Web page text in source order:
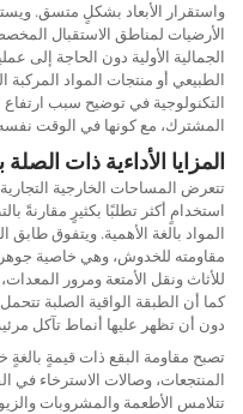
واستقرار الأبعاد بشكلٍ متسق.
الأرضيات لمناطق الاستقبال
الجمالية الأولية دون الحاجة إلى
الطبيعي أو منتجات المواد المركبة
التكنولوجية في توضيح سبب ارتفاع
المشترك، مع كونها في الوقت نفسه
المزايا الأداءية ذات الصلة
تتعرض المساحات الخارجية
استخدامٍ أكثر تطلبًا بكثيرٍ مقارنةً
المواد بالغة الأهمية. ويتفوق
مقاومته للخدوش، وهي خاصية
للأثاث ونقل الأمتعة ومرور
كما أن الطبقة الواقية الصلبة
دون أن تظهر عليها أنماط تآكل
تصبح مقاومة البقع ذات قيمةٍ
المنتجعات، وصالات الاسترخاء في
تتلامس الأطعمة والمشروبات